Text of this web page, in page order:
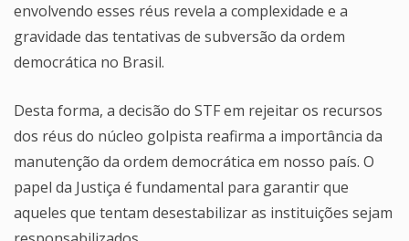
envolvendo esses réus revela a complexidade e a
gravidade das tentativas de subversão da ordem
democrática no Brasil.
Desta forma, a decisão do STF em rejeitar os recursos
dos réus do núcleo golpista reafirma a importância da
manutenção da ordem democrática em nosso país. O
papel da Justiça é fundamental para garantir que
aqueles que tentam desestabilizar as instituições sejam